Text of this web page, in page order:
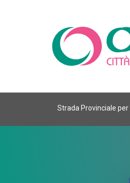
Strada Provinciale per